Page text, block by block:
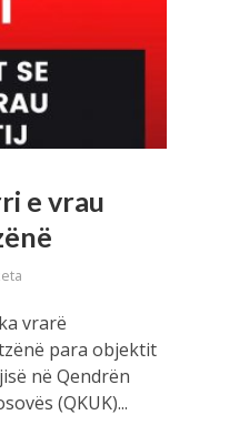
e vrau
vrarë
para objektit
në Qendrën
(QKUK)...